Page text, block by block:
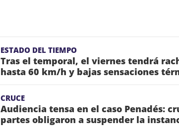
ESTADO DEL TIEMPO
Tras el temporal, el viernes tendrá
hasta 60 km/h y bajas sensaciones
CRUCE
Audiencia tensa en el caso Penadés:
partes obligaron a suspender la